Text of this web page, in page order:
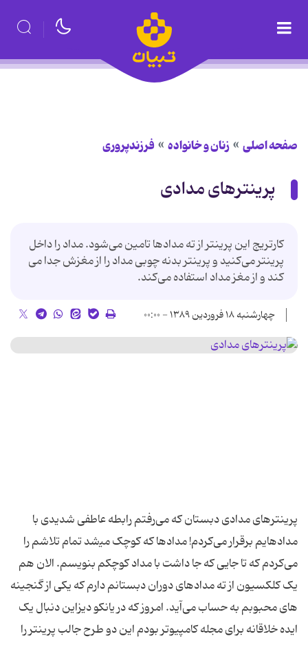
صفحه اصلی زنان و خانواده فرزندپروری
پرینترهای مدادی
کارتریج این پرینتر از ته مدادها تامین می‌شود. مداد را داخل
پرینتر می‌کنید و پرینتر بدنه چوبی مداد را از مغزش جدا می
کند و از مغز مداد استفاده می‌کند.
چهارشنبه ۱۸ فروردین ۱۳۸۹ - ۰۰:۰۰
پرینترهای مدادی دبستان که می‌رفتم رابطه عاطفی شدیدی با
مدادهایم برقرار می‌کردم! مدادها که کوچک می‍‌‌شد تمام تلاشم را
می‌کردم که تا جایی که جا داشت با مداد کوچکم بنویسم. الان هم
یک کلکسیون از ته مدادهای دوران دبستانم دارم که یکی از گنجینه
های محبوبم به حساب می‌آید. امروز که در یانکو دیزاین دنبال یک
ایده خلاقانه برای مجله کامپیوتر بودم این دو طرح جالب پرینتر را